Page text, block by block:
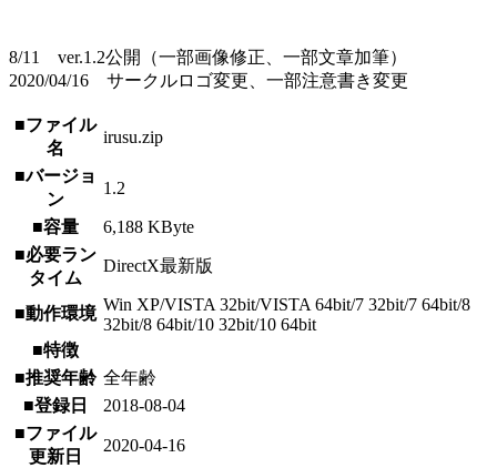
8/11 ver.1.2公開（一部画像修正、一部文章加筆）
2020/04/16 サークルロゴ変更、一部注意書き変更
■ファイル
名
irusu.zip
■バージョ
ン
1.2
■容量
6,188 KByte
■必要ラン
タイム
DirectX最新版
■動作環境 Win XP/VISTA 32bit/VISTA 64bit/7 32bit/7 64bit/8
32bit/8 64bit/10 32bit/10 64bit
■特徴
■推奨年齢 全年齢
■登録日
2018-08-04
■ファイル
更新日
2020-04-16